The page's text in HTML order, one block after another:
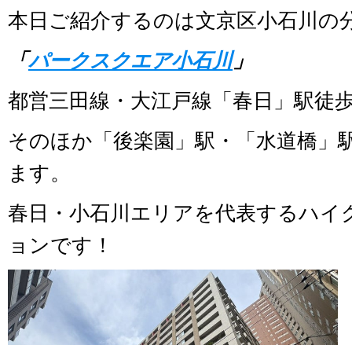
本日ご紹介するのは文京区小石川の
「パークスクエア小石川」
都営三田線・大江戸線「春日」駅徒
そのほか「後楽園」駅・「水道橋」
ます。
春日・小石川エリアを代表するハイ
ョンです！